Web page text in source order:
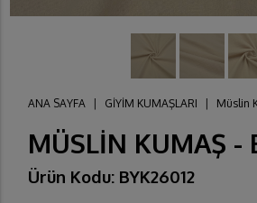
ANA SAYFA GİYİM KUMAŞLARI Müslin
MÜSLİN KUMAŞ -
Ürün Kodu: BYK26012